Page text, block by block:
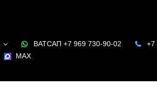
ВАТСАП +7 969 730-90-02
+7
MAX